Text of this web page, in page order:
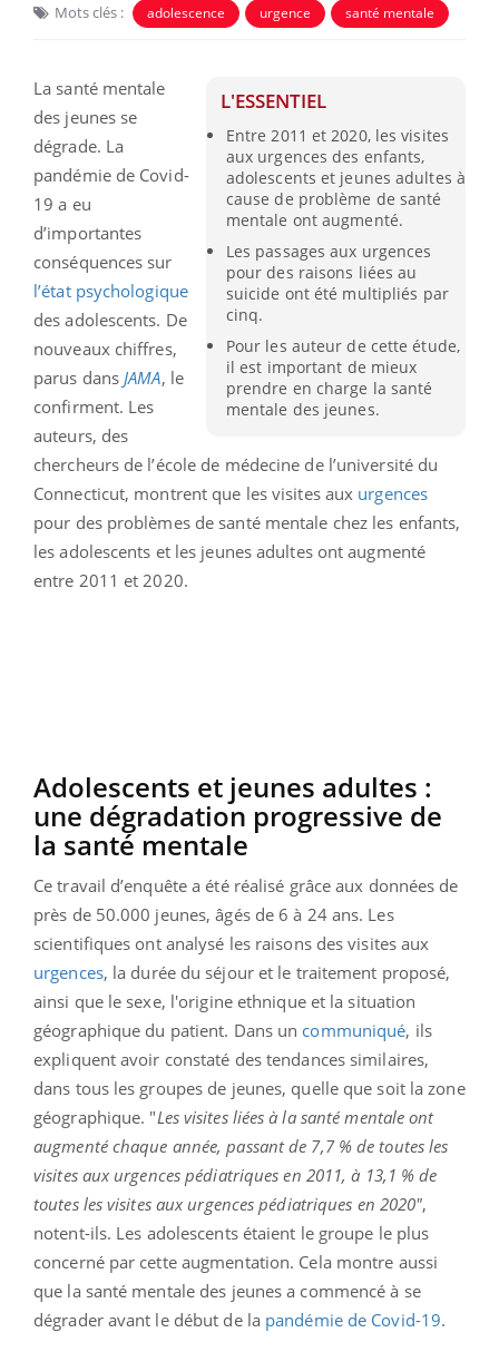
Mots clés : adolescence urgence santé mentale
L'ESSENTIEL
Entre 2011 et 2020, les visites
aux urgences des enfants,
adolescents et jeunes adultes à
cause de problème de santé
mentale ont augmenté.
Les passages aux urgences
pour des raisons liées au
suicide ont été multipliés par
cinq.
Pour les auteur de cette étude,
il est important de mieux
prendre en charge la santé
mentale des jeunes.
La santé mentale
des jeunes se
dégrade. La
pandémie de Covid-
19 a eu
d’importantes
conséquences sur
l’état psychologique
des adolescents. De
nouveaux chiffres,
parus dans JAMA, le
confirment. Les
auteurs, des
chercheurs de l’école de médecine de l’université du
Connecticut, montrent que les visites aux urgences
pour des problèmes de santé mentale chez les enfants,
les adolescents et les jeunes adultes ont augmenté
entre 2011 et 2020.
Adolescents et jeunes adultes :
une dégradation progressive de
la santé mentale
Ce travail d’enquête a été réalisé grâce aux données de
près de 50.000 jeunes, âgés de 6 à 24 ans. Les
scientifiques ont analysé les raisons des visites aux
urgences, la durée du séjour et le traitement proposé,
ainsi que le sexe, l'origine ethnique et la situation
géographique du patient. Dans un communiqué, ils
expliquent avoir constaté des tendances similaires,
dans tous les groupes de jeunes, quelle que soit la zone
géographique. "Les visites liées à la santé mentale ont
augmenté chaque année, passant de 7,7 % de toutes les
visites aux urgences pédiatriques en 2011, à 13,1 % de
toutes les visites aux urgences pédiatriques en 2020",
notent-ils. Les adolescents étaient le groupe le plus
concerné par cette augmentation. Cela montre aussi
que la santé mentale des jeunes a commencé à se
dégrader avant le début de la pandémie de Covid-19.